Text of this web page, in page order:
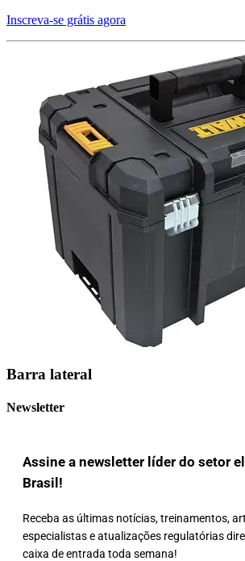
Inscreva-se grátis agora
Barra lateral
Newsletter
Assine a newsletter líder do setor
Brasil!
Receba as últimas notícias, treinamentos,
especialistas e atualizações regulatórias
caixa de entrada toda semana!